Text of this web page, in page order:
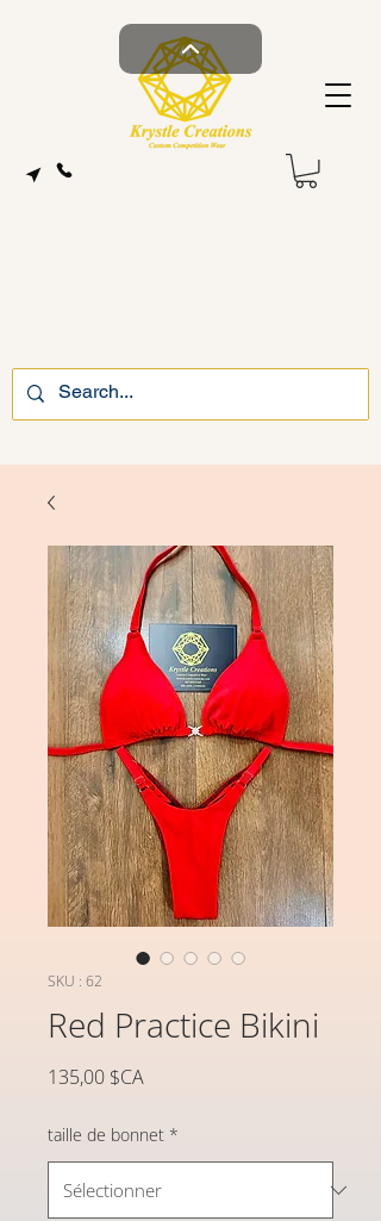
SKU : 62
Red Practice Bikini
135,00 $CA
taille de bonnet *